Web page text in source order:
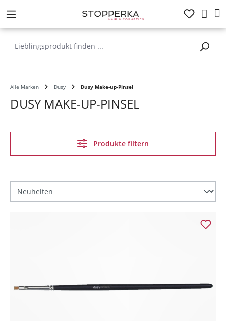
springen
Alle Marken Dusy Dusy Make-up-Pinsel
DUSY MAKE-UP-PINSEL
Produkte filtern